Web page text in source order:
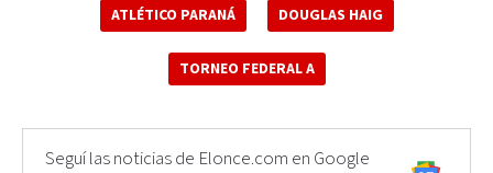
ATLÉTICO PARANÁ DOUGLAS HAIG
TORNEO FEDERAL A
Seguí las noticias de Elonce.com en Google